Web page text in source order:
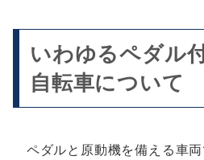
いわゆるペダル
自転車について
ペダルと原動機を備える車両